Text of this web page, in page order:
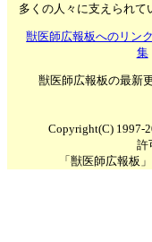
多くの人々に支えられて
獣医師広報板へのリンク
集
獣医師広報板の最新
Copyright(C) 1997-
許
「獣医師広報板